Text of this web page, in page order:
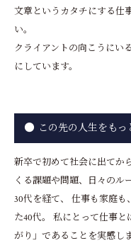
文章というカタチにする仕
い。
クライアントの向こうにい
にしています。
この先の人生をも
新卒で初めて社会に出てか
くる課題や問題、日々のル
30代を経て、 仕事も家庭
た40代。 私にとって仕事
がり」であることを実感し